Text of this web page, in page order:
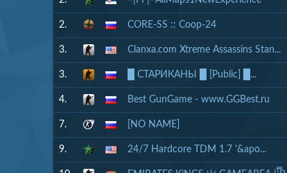
2. CORE-SS :: Coop-24
3. Clanxa.com Xtreme Assassins Stan...
3. █ СТАРИКАНЫ █ [Public] █...
4. Best GunGame - www.GGBest.ru
7. [NO NAME]
9. 24/7 Hardcore TDM 1.7 '&apo...